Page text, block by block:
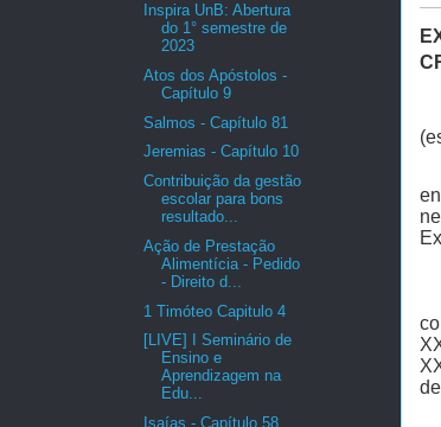
Inspira UnB: Abertura
do 1° semestre de
2023
Atos dos Apóstolos -
Capítulo 9
Salmos - Capítulo 81
Jeremias - Capítulo 10
Contribuição da gestão
escolar para bons
resultado...
Ação de Prestação
Alimentícia - Pedido
- Direito d...
1 Timóteo Capitulo 4
[LIVE] I Seminário de
Ensino e
Aprendizagem na
Edu...
Isaías - Capítulo 58